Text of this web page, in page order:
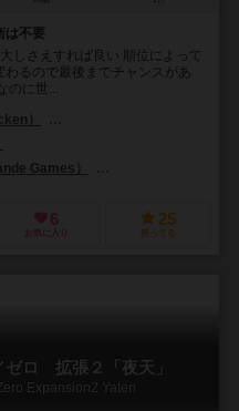
は不要
しさえすれば良い 順位によって
るので最後までチャンスがあ
のに世...
）
Games）
6
お気に入り
25
持ってる
ロ 拡張２「夜天」
Expansion2 Yaten